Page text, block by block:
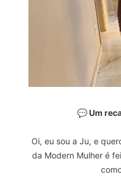
💬 Um
Oi, eu sou a Ju, e
da Modern Mulher é